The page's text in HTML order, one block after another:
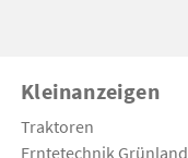
Kleinanzeigen
Traktoren
Erntetechnik Grünland